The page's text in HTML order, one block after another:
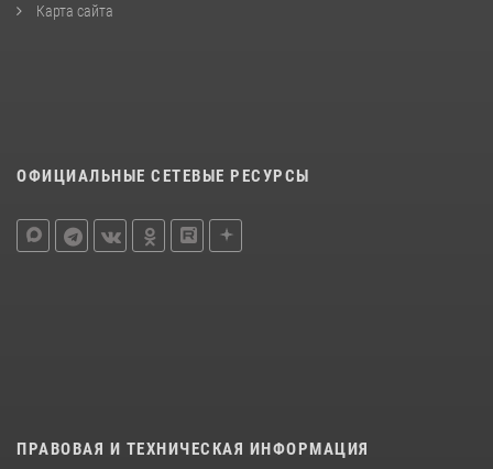
Карта сайта
ОФИЦИАЛЬНЫЕ СЕТЕВЫЕ РЕСУРСЫ
ПРАВОВАЯ И ТЕХНИЧЕСКАЯ ИНФОРМАЦИЯ